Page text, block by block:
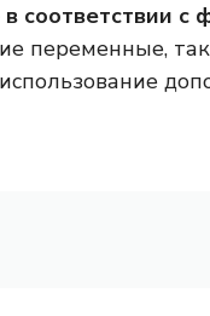
соответствии с
переменные,